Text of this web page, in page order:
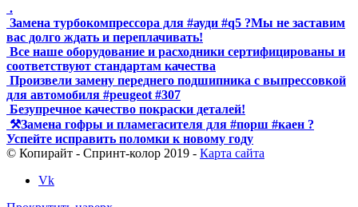
.
Замена турбокомпрессора для #ауди #q5 ?Мы не заставим
вас долго ждать и переплачивать!
Все наше оборудование и расходники сертифицированы и
соответствуют стандартам качества
Произвели замену переднего подшипника с выпрессовкой
для автомобиля #peugeot #307
Безупречное качество покраски деталей!
⚒Замена гофры и пламегасителя для #порш #каен ?
Успейте исправить поломки к новому году
© Копирайт - Спринт-колор 2019 - Карта сайта
Vk